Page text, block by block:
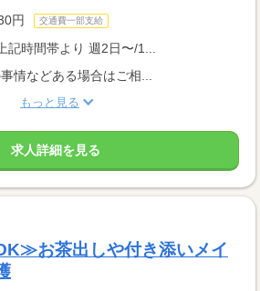
円 交通費一部支給
時間帯より 週2日〜/1...
情などある場合はご相...
もっと見る
求人詳細を見る
お茶出しや付き添いメイ